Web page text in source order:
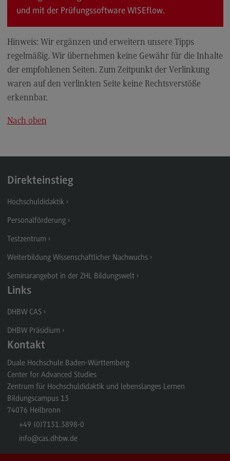
Projekte
#DUAL forscht
FAQ
Newsletter Hochschuldidaktik
Personalförderung
Testzentrum
(External link)
Deltaprüfung
Eignungsprüfung
(External link)
Kontaktformular
(External link)
Weiterbildung Wissenschaftlicher Nachwuchs
Weiterbildungsangebot
Weiterbildungsangebot
und mit der Prüfungssoftware WISEflow.
Hinweis: Wir ergänzen und erweitern unsere Tipps
regelmäßig. Wir übernehmen keine Gewähr für die Inhalte
der empfohlenen Seiten. Zum Zeitpunkt der Verlinkung
waren auf den verlinkten Seite keine Rechtsverstöße
erkennbar.
Nach oben
Direkteinstieg
Hochschuldidaktik
Personalförderung
Testzentrum
Weiterbildung Wissenschaftlicher Nachwuchs
Seminarangebot in der ZHL Bildungswelt
Links
DHBW CAS
DHBW Präsidium
Kontakt
Duale Hochschule Baden-Württemberg
Center for Advanced Studies
Zentrum für Hochschuldidaktik und lebenslanges Lernen
Bildungscampus 13
74076 Heilbronn
+49 (0)7131.3898-0
info@cas.dhbw.de